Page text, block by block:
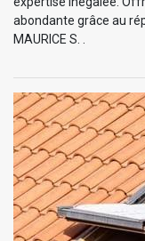
abondante grâce au
MAURICE S. .